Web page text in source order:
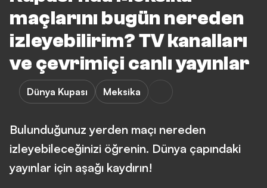
maçlarını bugün nereden
izleyebilirim? TV kanalları
ve çevrimiçi canlı yayınlar
Dünya Kupası Meksika
Bulunduğunuz yerden maçı nereden
izleyebileceğinizi öğrenin. Dünya çapındaki
yayınlar için aşağı kaydırın!